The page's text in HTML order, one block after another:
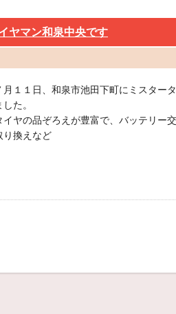
ヤマン和泉中央です
月１１日、和泉市池田下町にミスター
した。
イヤの品ぞろえが豊富で、バッテリー
り換えなど